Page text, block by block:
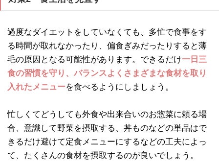
過度なダイエットをしていなくても、多忙で食事をす
る時間が取れなかったり、偏食ぎみだったりすると薄
毛の原因となる可能性があります。できるだけ一日三
食の習慣を守り、バランスよくさまざまな食材を取り
入れたメニューを食べるようにしましょう。
忙しくてどうしても外食や出来合いのお惣菜に頼る場
合、意識して野菜を摂取する、丼ものなどの単品はで
きるだけ避けて定食メニューにするなどの工夫によっ
て、たくさんの食材を摂取するのが良いでしょう。